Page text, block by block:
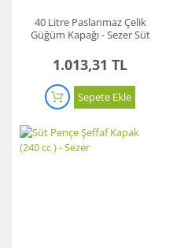
40 Litre Paslanmaz Çelik
Güğüm Kapağı - Sezer Süt
1.013,31 TL
Sepete Ekle